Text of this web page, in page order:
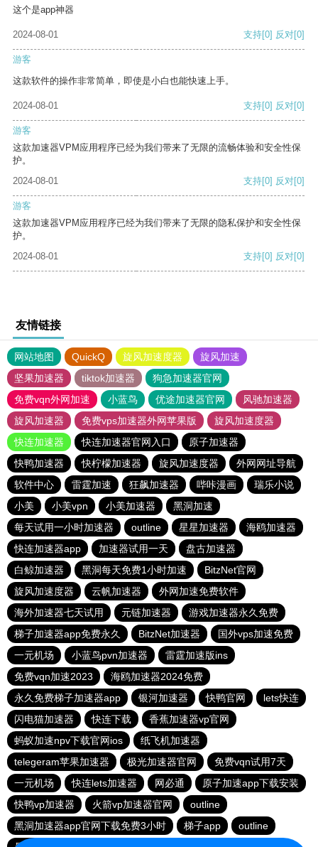
这个是app神器
2024-08-01 支持[0] 反对[0]
游客
这款软件的操作非常简单，即使是小白也能快速上手。
2024-08-01 支持[0] 反对[0]
游客
这款加速器VPM应用程序已经为我们带来了无限的流畅体验和安全性保
护。
2024-08-01
支持[0] 反对[0]
游客
这款加速器VPM应用程序已经为我们带来了无限的隐私保护和安全性保
护。
2024-08-01
支持[0] 反对[0]
友情链接
网站地图 QuickQ 旋风加速度器
旋风加速
坚果加速器
tiktok加速器
狗急加速器官网
免费vqn外网加速
小蓝鸟 优途加速器官网
风驰加速器
旋风加速器
免费vps加速器外网苹果版
旋风加速度器
快连加速器
快连加速器官网入口
原子加速器
快鸭加速器
快柠檬加速器 旋风加速度器
外网网址导航
软件中心
雷霆加速 狂飙加速器 哔咔漫画
瑞乐小说
小美
小美vpn 小美加速器
黑洞加速
每天试用一小时加速器
outline 星星加速器
海鸥加速器
快连加速器app
加速器试用一天
盘古加速器
白鲸加速器
黑洞每天免费1小时加速
BitzNet官网
旋风加速度器
云帆加速器
外网加速免费软件
海外加速器七天试用
元链加速器
游戏加速器永久免费
梯子加速器app免费永久
BitzNet加速器
国外vps加速免费
一元机场
小蓝鸟pvn加速器
雷霆加速版ins
免费vqn加速2023
海鸥加速器2024免费
永久免费梯子加速器app
银河加速器 快鸭官网
lets快连
闪电猫加速器
快连下载
香蕉加速器vp官网
蚂蚁加速npv下载官网ios
纸飞机加速器
telegeram苹果加速器
极光加速器官网
免费vqn试用7天
一元机场
快连lets加速器 网必通
原子加速app下载安装
快鸭vp加速器
火箭vp加速器官网
outline
黑洞加速器app官网下载免费3小时
梯子app
outline